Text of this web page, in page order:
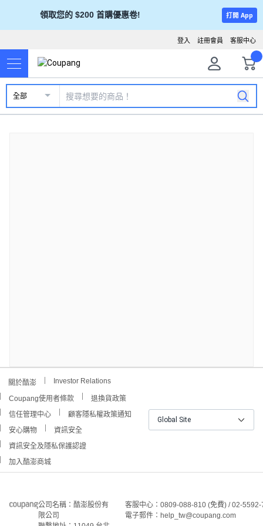
領取您的 $200 首購優惠卷! 打開 App
客服中心
註冊會員
登入
全部
關於酷澎 Investor Relations
Coupang使用者條款
退換貨政策
信任管理中心
顧客隱私權政策通知
安心購物
資訊安全
資訊安全及隱私保護認證
加入酷澎商城
Global Site
公司名稱：酷澎股份有
限公司
客服中心：0809-088-810 (免費) / 02-
電子郵件：help_tw@coupang.com